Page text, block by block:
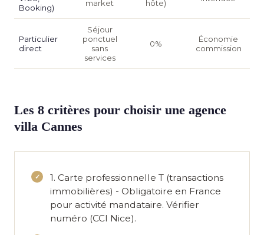
Booking)
market
hôte)
Particulier
direct
Séjour
ponctuel
sans
services
0%
Économie
commission
Les 8 critères pour choisir une agence
villa Cannes
1. Carte professionnelle T (transactions
immobilières) - Obligatoire en France
pour activité mandataire. Vérifier
numéro (CCI Nice).